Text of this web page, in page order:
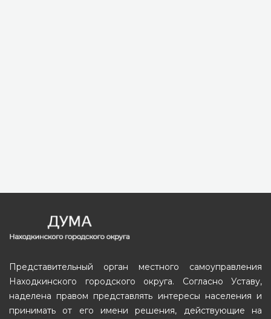
Представительный орган местного самоуправления
Находкинского городского округа. Согласно Уставу,
наделена правом представлять интересы населения и
принимать от его имени решения, действующие на